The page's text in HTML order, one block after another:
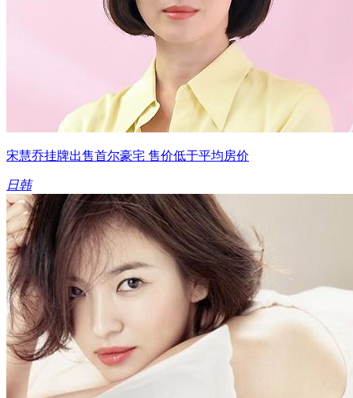
宋慧乔挂牌出售首尔豪宅 售价低于平均房价
日韩